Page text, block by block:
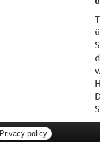
Privacy policy